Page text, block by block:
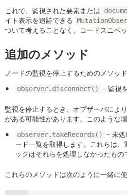
これで、監視された要素または
イト表示を追跡できる
ついて考えることなく、コードスニペ
追加のメソッド
ノードの監視を停止するためのメソッ
observer.disconnect() – 監視
監視を停止するとき、オブザーバによ
がある可能性があります。このような
observer.takeRecords()
– 未
ード一覧を取得します。これらは
ックはそれらを処理しなかったもの
これらのメソッドは次のように一緒に